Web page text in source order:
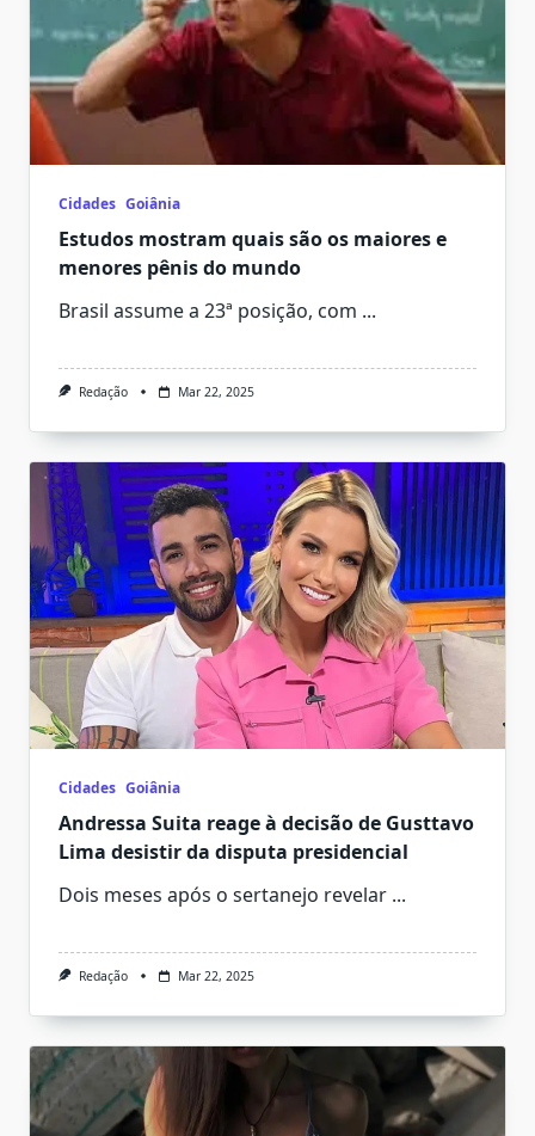
Cidades Goiânia
Estudos mostram quais são os maiores e
menores pênis do mundo
Brasil assume a 23ª posição, com ...
Redação Mar 22, 2025
Cidades Goiânia
Andressa Suita reage à decisão de Gusttavo
Lima desistir da disputa presidencial
Dois meses após o sertanejo revelar ...
Redação Mar 22, 2025